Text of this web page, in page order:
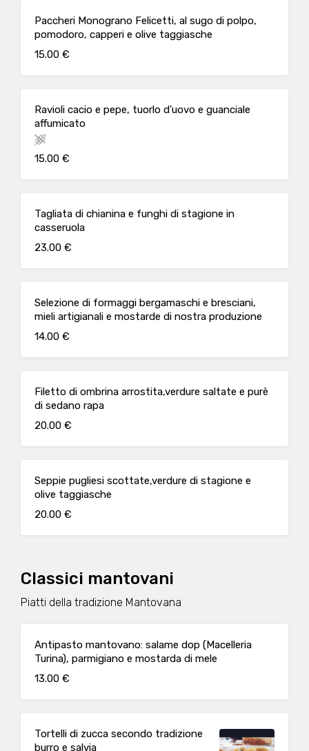
Paccheri Monograno Felicetti, al sugo di polpo,
pomodoro, capperi e olive taggiasche
15.00 €
Ravioli cacio e pepe, tuorlo d'uovo e guanciale
affumicato
15.00 €
Tagliata di chianina e funghi di stagione in
casseruola
23.00 €
Selezione di formaggi bergamaschi e bresciani,
mieli artigianali e mostarde di nostra produzione
14.00 €
Filetto di ombrina arrostita,verdure saltate e purè
di sedano rapa
20.00 €
Seppie pugliesi scottate,verdure di stagione e
olive taggiasche
20.00 €
Classici mantovani
Piatti della tradizione Mantovana
Antipasto mantovano: salame dop (Macelleria
Turina), parmigiano e mostarda di mele
13.00 €
Tortelli di zucca secondo tradizione
burro e salvia